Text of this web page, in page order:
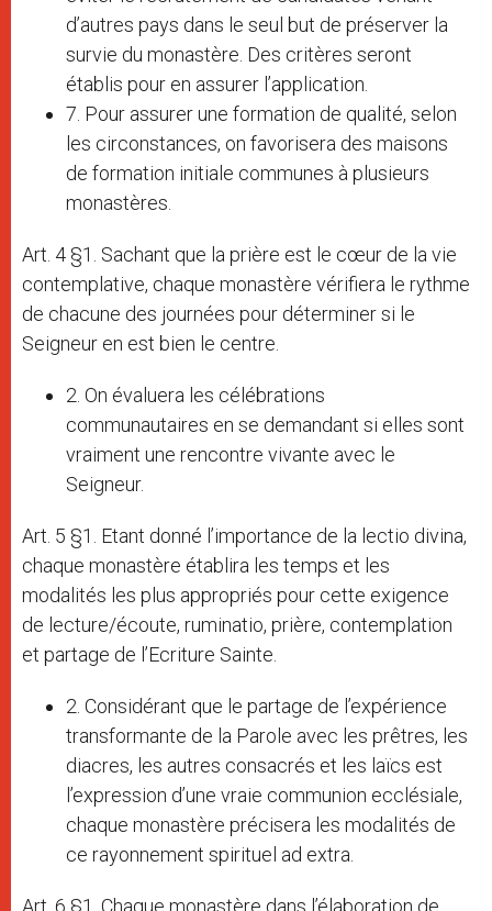
d’autres pays dans le seul but de préserver la
survie du monastère. Des critères seront
établis pour en assurer l’application.
7. Pour assurer une formation de qualité, selon
les circonstances, on favorisera des maisons
de formation initiale communes à plusieurs
monastères.
Art. 4 §1. Sachant que la prière est le cœur de la vie
contemplative, chaque monastère vérifiera le rythme
de chacune des journées pour déterminer si le
Seigneur en est bien le centre.
2. On évaluera les célébrations
communautaires en se demandant si elles sont
vraiment une rencontre vivante avec le
Seigneur.
Art. 5 §1. Etant donné l’importance de la lectio divina,
chaque monastère établira les temps et les
modalités les plus appropriés pour cette exigence
de lecture/écoute, ruminatio, prière, contemplation
et partage de l’Ecriture Sainte.
2. Considérant que le partage de l’expérience
transformante de la Parole avec les prêtres, les
diacres, les autres consacrés et les laïcs est
l’expression d’une vraie communion ecclésiale,
chaque monastère précisera les modalités de
ce rayonnement spirituel ad extra.
Art. 6 §1. Chaque monastère dans l’élaboration de